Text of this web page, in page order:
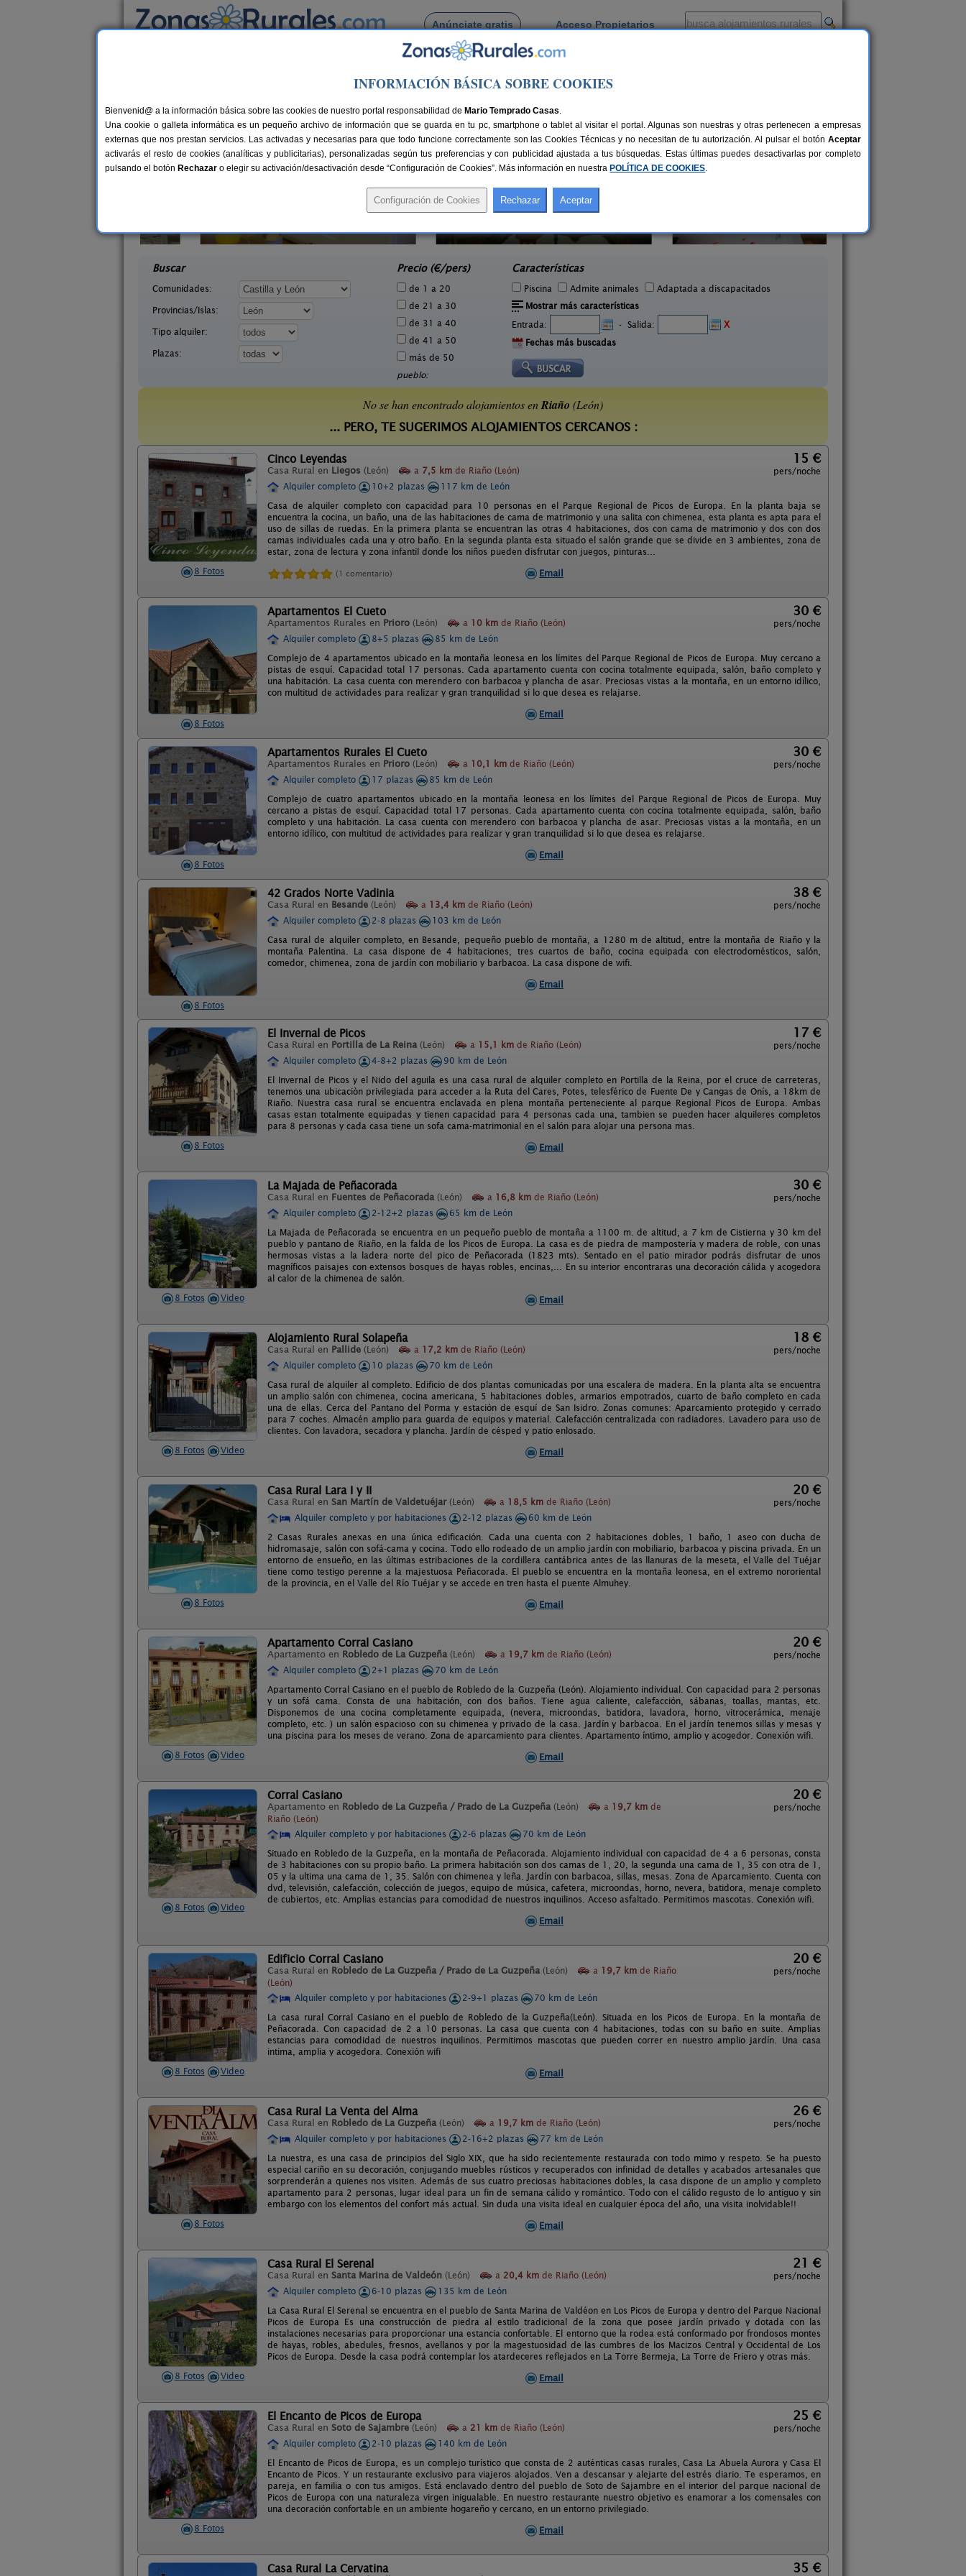
Anúnciate gratis Acceso Propietarios
Busca por pueblo
Casas Rurales cerca de Riaño
36 €
El Peralón
San Justo de Cabanillas
Buscar
Comunidades:
Provincias/Islas:
Tipo alquiler:
Plazas:
Precio (€/pers)
de 1 a 20
de 21 a 30
de 31 a 40
de 41 a 50
más de 50
pueblo:
Características
Piscina Admite animales
Adaptada a discapacitados
Mostrar más características
Entrada:
- Salida:
X
Fechas más buscadas
No se han encontrado alojamientos enRiaño (León)
... PERO, TE SUGERIMOS ALOJAMIENTOS CERCANOS :
8 Fotos
Cinco Leyendas
Casa Rural en Liegos (León) a 7,5 km de Riaño (León)
15 €
pers/noche
Alquiler completo
10+2 plazas
117 km de León
Casa de alquiler completo con capacidad para 10 personas en el Parque Regional de Picos de Europa. En la planta baja se
encuentra la cocina, un baño, una de las habitaciones de cama de matrimonio y una salita con chimenea, esta planta es apta para el
uso de sillas de ruedas. En la primera planta se encuentran las otras 4 habitaciones, dos con cama de matrimonio y dos con dos
camas individuales cada una y otro baño. En la segunda planta esta situado el salón grande que se divide en 3 ambientes, zona de
estar, zona de lectura y zona infantil donde los niños pueden disfrutar con juegos, pinturas...
(1 comentario) Email
8 Fotos
Apartamentos El Cueto
Apartamentos Rurales en Prioro (León) a 10 km de Riaño (León)
30 €
pers/noche
Alquiler completo
8+5 plazas
85 km de León
Complejo de 4 apartamentos ubicado en la montaña leonesa en los límites del Parque Regional de Picos de Europa. Muy cercano a
pistas de esquí. Capacidad total 17 personas. Cada apartamento cuenta con cocina totalmente equipada, salón, baño completo y
una habitación. La casa cuenta con merendero con barbacoa y plancha de asar. Preciosas vistas a la montaña, en un entorno idílico,
con multitud de actividades para realizar y gran tranquilidad si lo que desea es relajarse.
Email
8 Fotos
Apartamentos Rurales El Cueto
Apartamentos Rurales en Prioro (León) a 10,1 km de Riaño (León)
30 €
pers/noche
Alquiler completo
17 plazas
85 km de León
Complejo de cuatro apartamentos ubicado en la montaña leonesa en los límites del Parque Regional de Picos de Europa. Muy
cercano a pistas de esquí. Capacidad total 17 personas. Cada apartamento cuenta con cocina totalmente equipada, salón, baño
completo y una habitación. La casa cuenta con merendero con barbacoa y plancha de asar. Preciosas vistas a la montaña, en un
entorno idílico, con multitud de actividades para realizar y gran tranquilidad si lo que desea es relajarse.
Email
8 Fotos
42 Grados Norte Vadinia
Casa Rural en Besande (León) a 13,4 km de Riaño (León)
38 €
pers/noche
Alquiler completo
2-8 plazas
103 km de León
Casa rural de alquiler completo, en Besande, pequeño pueblo de montaña, a 1280 m de altitud, entre la montaña de Riaño y la
montaña Palentina. La casa dispone de 4 habitaciones, tres cuartos de baño, cocina equipada con electrodomésticos, salón,
comedor, chimenea, zona de jardín con mobiliario y barbacoa. La casa dispone de wifi.
Email
8 Fotos
El Invernal de Picos
Casa Rural en Portilla de La Reina (León) a 15,1 km de Riaño (León)
17 €
pers/noche
Alquiler completo
4-8+2 plazas
90 km de León
El Invernal de Picos y el Nido del aguila es una casa rural de alquiler completo en Portilla de la Reina, por el cruce de carreteras,
tenemos una ubicaciòn privilegiada para acceder a la Ruta del Cares, Potes, telesférico de Fuente De y Cangas de Onís, a 18km de
Riaño. Nuestra casa rural se encuentra enclavada en plena montaña perteneciente al parque Regional Picos de Europa. Ambas
casas estan totalmente equipadas y tienen capacidad para 4 personas cada una, tambien se pueden hacer alquileres completos
para 8 personas y cada casa tiene un sofa cama-matrimonial en el salón para alojar una persona mas.
Email
8 Fotos Video
La Majada de Peñacorada
Casa Rural en Fuentes de Peñacorada (León) a 16,8 km de Riaño (León)
30 €
pers/noche
Alquiler completo
2-12+2 plazas
65 km de León
La Majada de Peñacorada se encuentra en un pequeño pueblo de montaña a 1100 m. de altitud, a 7 km de Cistierna y 30 km del
pueblo y pantano de Riaño, en la falda de los Picos de Europa. La casa es de piedra de mampostería y madera de roble, con unas
hermosas vistas a la ladera norte del pico de Peñacorada (1823 mts). Sentado en el patio mirador podrás disfrutar de unos
magníficos paisajes con extensos bosques de hayas robles, encinas,... En su interior encontraras una decoración cálida y acogedora
al calor de la chimenea de salón.
Email
8 Fotos Video
Alojamiento Rural Solapeña
Casa Rural en Pallide (León) a 17,2 km de Riaño (León)
18 €
pers/noche
Alquiler completo
10 plazas
70 km de León
Casa rural de alquiler al completo. Edificio de dos plantas comunicadas por una escalera de madera. En la planta alta se encuentra
un amplio salón con chimenea, cocina americana, 5 habitaciones dobles, armarios empotrados, cuarto de baño completo en cada
una de ellas. Cerca del Pantano del Porma y estación de esquí de San Isidro. Zonas comunes: Aparcamiento protegido y cerrado
para 7 coches. Almacén amplio para guarda de equipos y material. Calefacción centralizada con radiadores. Lavadero para uso de
clientes. Con lavadora, secadora y plancha. Jardín de césped y patio enlosado.
Email
8 Fotos
Casa Rural Lara I y II
Casa Rural en San Martín de Valdetuéjar (León) a 18,5 km de Riaño (León)
20 €
pers/noche
Alquiler completo y por habitaciones
2-12 plazas
60 km de León
2 Casas Rurales anexas en una única edificación. Cada una cuenta con 2 habitaciones dobles, 1 baño, 1 aseo con ducha de
hidromasaje, salón con sofá-cama y cocina. Todo ello rodeado de un amplio jardín con mobiliario, barbacoa y piscina privada. En un
entorno de ensueño, en las últimas estribaciones de la cordillera cantábrica antes de las llanuras de la meseta, el Valle del Tuéjar
tiene como testigo perenne a la majestuosa Peñacorada. El pueblo se encuentra en la montaña leonesa, en el extremo nororiental
de la provincia, en el Valle del Río Tuéjar y se accede en tren hasta el puente Almuhey.
Email
8 Fotos Video
Apartamento Corral Casiano
Apartamento en Robledo de La Guzpeña (León) a 19,7 km de Riaño (León)
20 €
pers/noche
Alquiler completo
2+1 plazas
70 km de León
Apartamento Corral Casiano en el pueblo de Robledo de la Guzpeña (León). Alojamiento individual. Con capacidad para 2 personas
y un sofá cama. Consta de una habitación, con dos baños. Tiene agua caliente, calefacción, sábanas, toallas, mantas, etc.
Disponemos de una cocina completamente equipada, (nevera, microondas, batidora, lavadora, horno, vitrocerámica, menaje
completo, etc. ) un salón espacioso con su chimenea y privado de la casa. Jardín y barbacoa. En el jardín tenemos sillas y mesas y
una piscina para los meses de verano. Zona de aparcamiento para clientes. Apartamento íntimo, amplio y acogedor. Conexión wifi.
Email
8 Fotos Video
Corral Casiano
Apartamento en Robledo de La Guzpeña / Prado de La Guzpeña (León) a 19,7 km de
Riaño (León)
20 €
pers/noche
Alquiler completo y por habitaciones 2-6 plazas
70 km de León
Situado en Robledo de la Guzpeña, en la montaña de Peñacorada. Alojamiento individual con capacidad de 4 a 6 personas, consta
de 3 habitaciones con su propio baño. La primera habitación son dos camas de 1, 20, la segunda una cama de 1, 35 con otra de 1,
05 y la ultima una cama de 1, 35. Salón con chimenea y leña. Jardín con barbacoa, sillas, mesas. Zona de Aparcamiento. Cuenta con
dvd, televisión, calefacción, colección de juegos, equipo de música, cafetera, microondas, horno, nevera, batidora, menaje completo
de cubiertos, etc. Amplias estancias para comodidad de nuestros inquilinos. Acceso asfaltado. Permitimos mascotas. Conexión wifi.
Email
8 Fotos Video
Edificio Corral Casiano
Casa Rural en Robledo de La Guzpeña / Prado de La Guzpeña (León) a 19,7 km de Riaño
(León)
20 €
pers/noche
Alquiler completo y por habitaciones 2-9+1 plazas
70 km de León
La casa rural Corral Casiano en el pueblo de Robledo de la Guzpeña(León). Situada en los Picos de Europa. En la montaña de
Peñacorada. Con capacidad de 2 a 10 personas. La casa que cuenta con 4 habitaciones, todas con su baño en suite. Amplias
estancias para comodidad de nuestros inquilinos. Permitimos mascotas que pueden correr en nuestro amplio jardín. Una casa
intima, amplia y acogedora. Conexión wifi
Email
8 Fotos
Casa Rural La Venta del Alma
Casa Rural en Robledo de La Guzpeña (León) a 19,7 km de Riaño (León)
26 €
pers/noche
Alquiler completo y por habitaciones
2-16+2 plazas
77 km de León
La nuestra, es una casa de principios del Siglo XIX, que ha sido recientemente restaurada con todo mimo y respeto. Se ha puesto
especial cariño en su decoración, conjugando muebles rústicos y recuperados con infinidad de detalles y acabados artesanales que
sorprenderán a quienes nos visiten. Además de sus cuatro preciosas habitaciones dobles, la casa dispone de un amplio y completo
apartamento para 2 personas, lugar ideal para un fin de semana cálido y romántico. Todo con el cálido regusto de lo antiguo y sin
embargo con los elementos del confort más actual. Sin duda una visita ideal en cualquier época del año, una visita inolvidable!!
Email
8 Fotos Video
Casa Rural El Serenal
Casa Rural en Santa Marina de Valdeón (León) a 20,4 km de Riaño (León)
21 €
pers/noche
Alquiler completo
6-10 plazas
135 km de León
La Casa Rural El Serenal se encuentra en el pueblo de Santa Marina de Valdéon en Los Picos de Europa y dentro del Parque Nacional
Picos de Europa Es una construcción de piedra al estilo tradicional de la zona que posee jardín privado y dotada con las
instalaciones necesarias para proporcionar una estancia confortable. El entorno que la rodea está conformado por frondosos montes
de hayas, robles, abedules, fresnos, avellanos y por la magestuosidad de las cumbres de los Macizos Central y Occidental de Los
Picos de Europa. Desde la casa podrá contemplar los atardeceres reflejados en La Torre Bermeja, La Torre de Friero y otras más.
Email
8 Fotos
El Encanto de Picos de Europa
Casa Rural en Soto de Sajambre (León) a 21 km de Riaño (León)
25 €
pers/noche
Alquiler completo
2-10 plazas
140 km de León
El Encanto de Picos de Europa, es un complejo turístico que consta de 2 auténticas casas rurales, Casa La Abuela Aurora y Casa El
Encanto de Picos. Y un restaurante exclusivo para viajeros alojados. Ven a descansar y alejarte del estrés diario. Te esperamos, en
pareja, en familia o con tus amigos. Está enclavado dentro del pueblo de Soto de Sajambre en el interior del parque nacional de
Picos de Europa con una naturaleza virgen inigualable. En nuestro restaurante nuestro objetivo es enamorar a los comensales con
una decoración confortable en un ambiente hogareño y cercano, en un entorno privilegiado.
Email
Casa Rural La Cervatina 35 €
INFORMACIÓN BÁSICA SOBRE COOKIES
Bienvenid@ a la información básica sobre las cookies de nuestro portal responsabilidad de Mario Temprado Casas.
Una cookie o galleta informática es un pequeño archivo de información que se guarda en tu pc, smartphone o tablet al visitar el portal. Algunas son nuestras y otras pertenecen a empresas
externas que nos prestan servicios. Las activadas y necesarias para que todo funcione correctamente son las Cookies Técnicas y no necesitan de tu autorización. Al pulsar el botón Aceptar
activarás el resto de cookies (analíticas y publicitarias), personalizadas según tus preferencias y con publicidad ajustada a tus búsquedas. Estas últimas puedes desactivarlas por completo
pulsando el botón Rechazar o elegir su activación/desactivación desde “Configuración de Cookies”. Más información en nuestra POLÍTICA DE COOKIES.